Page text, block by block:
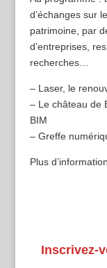
d’échanges sur
patrimoine, par
d’entreprises,
recherches…
– Laser, le
– Le château de
BIM
– Greffe
Plus
Inscrivez-